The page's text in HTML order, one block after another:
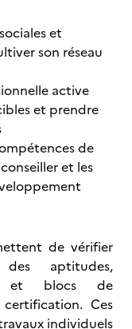
et
son réseau
active
et prendre
de
et les
de vérifier
aptitudes,
et blocs de
Ces
individuels